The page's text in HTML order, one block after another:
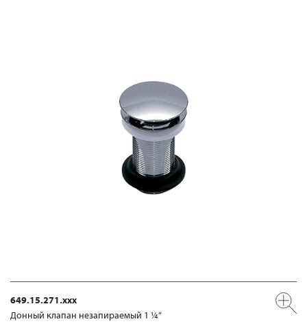
649.15.271.xxx
Донный клапан незапираемый 1 ¼“